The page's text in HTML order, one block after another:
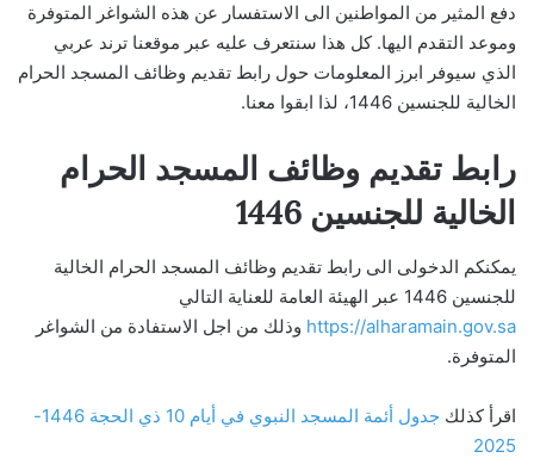
دفع المثير من المواطنين الى الاستفسار عن هذه الشواغر المتوفرة
وموعد التقدم اليها. كل هذا سنتعرف عليه عبر موقعنا ترند عربي
الذي سيوفر ابرز المعلومات حول رابط تقديم وظائف المسجد الحرام
الخالية للجنسين 1446، لذا ابقوا معنا.
رابط تقديم وظائف المسجد الحرام
الخالية للجنسين 1446
يمكنكم الدخولى الى رابط تقديم وظائف المسجد الحرام الخالية
للجنسين 1446 عبر الهيئة العامة للعناية التالي
https://alharamain.gov.sa وذلك من اجل الاستفادة من الشواغر
المتوفرة.
اقرأ كذلك
جدول أئمة المسجد النبوي في أيام 10 ذي الحجة 1446-
2025